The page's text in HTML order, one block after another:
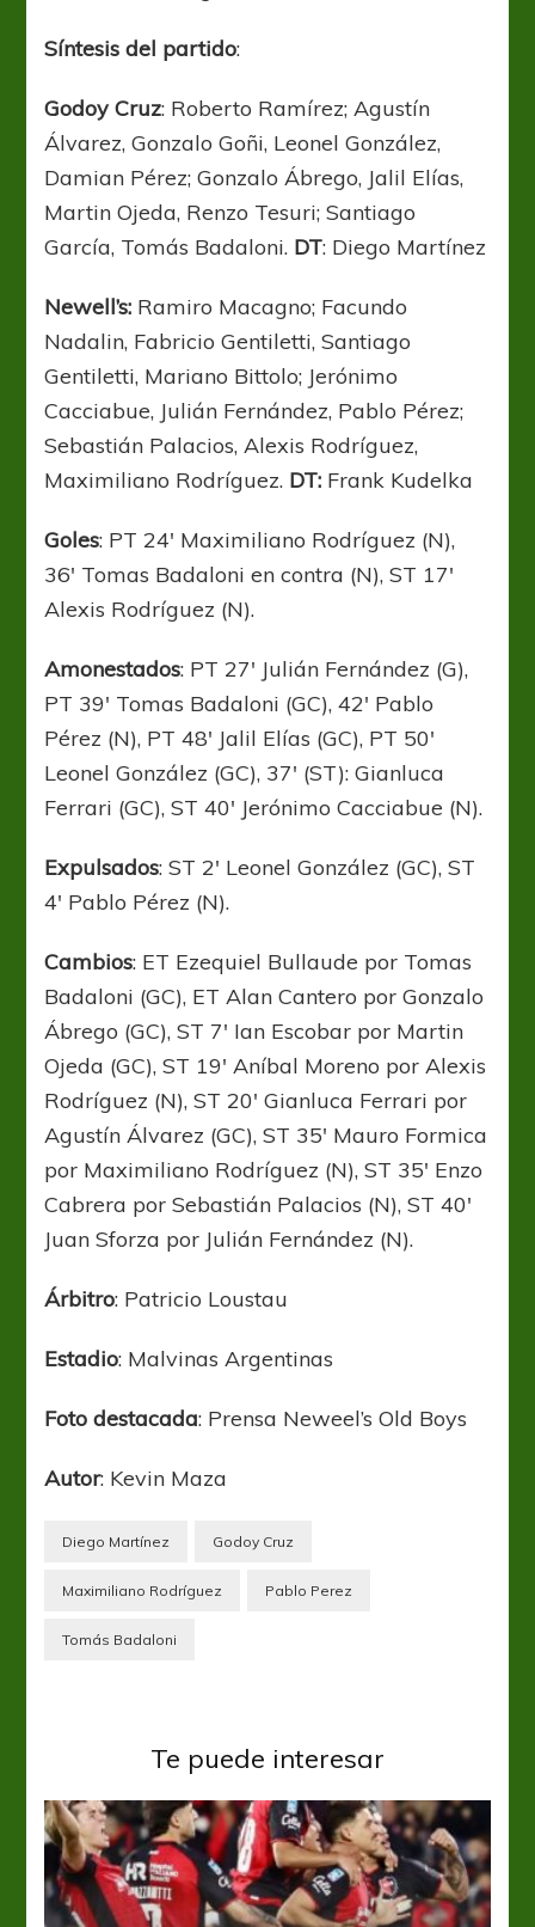
Síntesis del partido:
Godoy Cruz: Roberto Ramírez; Agustín
Álvarez, Gonzalo Goñi, Leonel González,
Damian Pérez; Gonzalo Ábrego, Jalil Elías,
Martin Ojeda, Renzo Tesuri; Santiago
García, Tomás Badaloni. DT: Diego Martínez
Newell’s: Ramiro Macagno; Facundo
Nadalin, Fabricio Gentiletti, Santiago
Gentiletti, Mariano Bittolo; Jerónimo
Cacciabue, Julián Fernández, Pablo Pérez;
Sebastián Palacios, Alexis Rodríguez,
Maximiliano Rodríguez. DT: Frank Kudelka
Goles: PT 24′ Maximiliano Rodríguez (N),
36′ Tomas Badaloni en contra (N), ST 17′
Alexis Rodríguez (N).
Amonestados: PT 27′ Julián Fernández (G),
PT 39′ Tomas Badaloni (GC), 42′ Pablo
Pérez (N), PT 48′ Jalil Elías (GC), PT 50′
Leonel González (GC), 37′ (ST): Gianluca
Ferrari (GC), ST 40′ Jerónimo Cacciabue (N).
Expulsados: ST 2′ Leonel González (GC), ST
4′ Pablo Pérez (N).
Cambios: ET Ezequiel Bullaude por Tomas
Badaloni (GC), ET Alan Cantero por Gonzalo
Ábrego (GC), ST 7′ Ian Escobar por Martin
Ojeda (GC), ST 19′ Aníbal Moreno por Alexis
Rodríguez (N), ST 20′ Gianluca Ferrari por
Agustín Álvarez (GC), ST 35′ Mauro Formica
por Maximiliano Rodríguez (N), ST 35′ Enzo
Cabrera por Sebastián Palacios (N), ST 40′
Juan Sforza por Julián Fernández (N).
Árbitro: Patricio Loustau
Estadio: Malvinas Argentinas
Foto destacada: Prensa Neweel’s Old Boys
Autor: Kevin Maza
Diego Martínez Godoy Cruz
Maximiliano Rodríguez Pablo Perez
Tomás Badaloni
Te puede interesar